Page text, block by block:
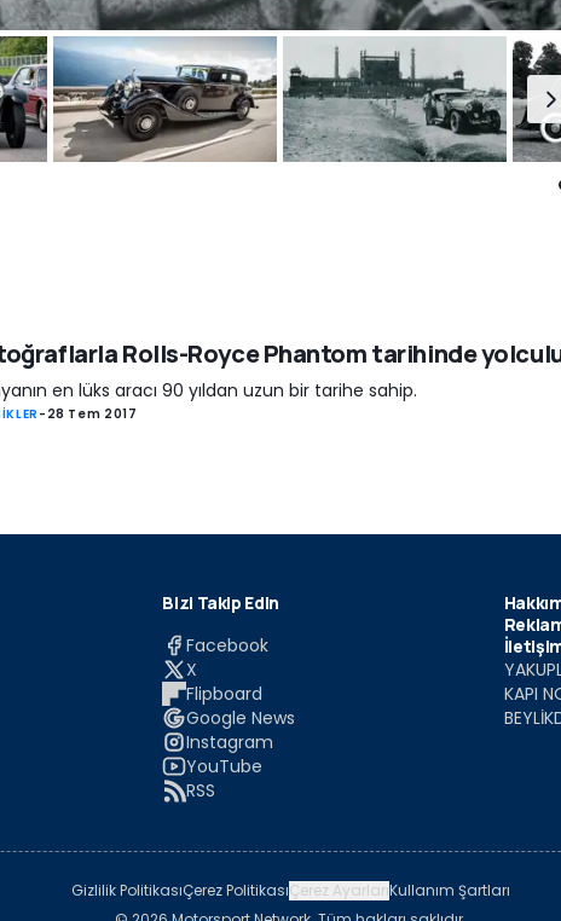
Rolls-Royce Phantom tarihinde
en lüks aracı 90 yıldan uzun bir tarihe sahip.
- 28 Tem 2017
Bizi Takip Edin
Facebook
X
Flipboard
Google News
Instagram
YouTube
RSS
KAPI
Gizlilik PolitikasıÇerez PolitikasıÇerez AyarlarıKullanım Şartları